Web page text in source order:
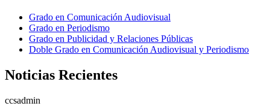
Grado en Comunicación Audiovisual
Grado en Periodismo
Grado en Publicidad y Relaciones Públicas
Doble Grado en Comunicación Audiovisual y Periodismo
Noticias Recientes
ccsadmin